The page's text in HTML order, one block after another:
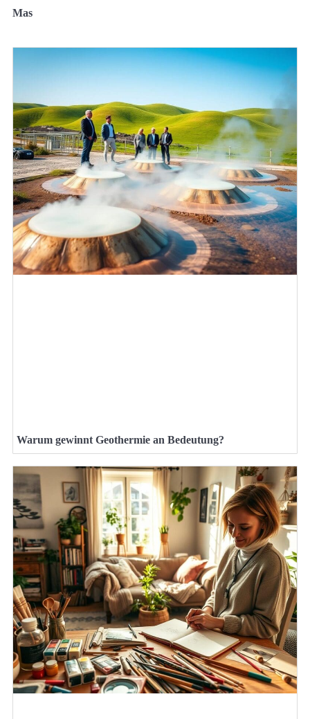
Mas
Warum gewinnt Geothermie an Bedeutung?